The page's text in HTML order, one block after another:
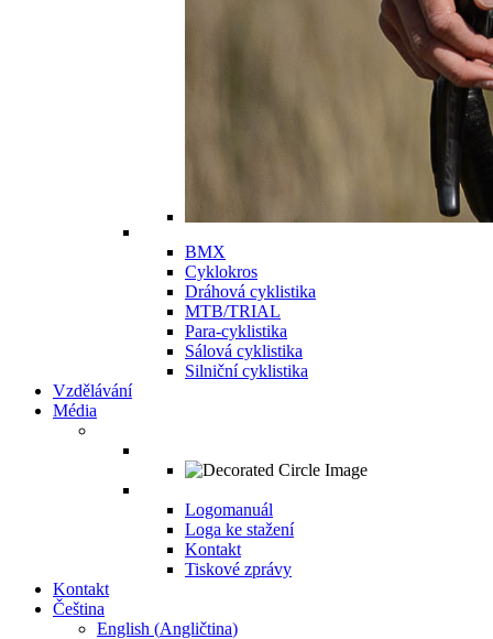
BMX
Cyklokros
Dráhová cyklistika
MTB/TRIAL
Para-cyklistika
Sálová cyklistika
Silniční cyklistika
Vzdělávání
Média
Logomanuál
Loga ke stažení
Kontakt
Tiskové zprávy
Kontakt
Čeština
English (Angličtina)